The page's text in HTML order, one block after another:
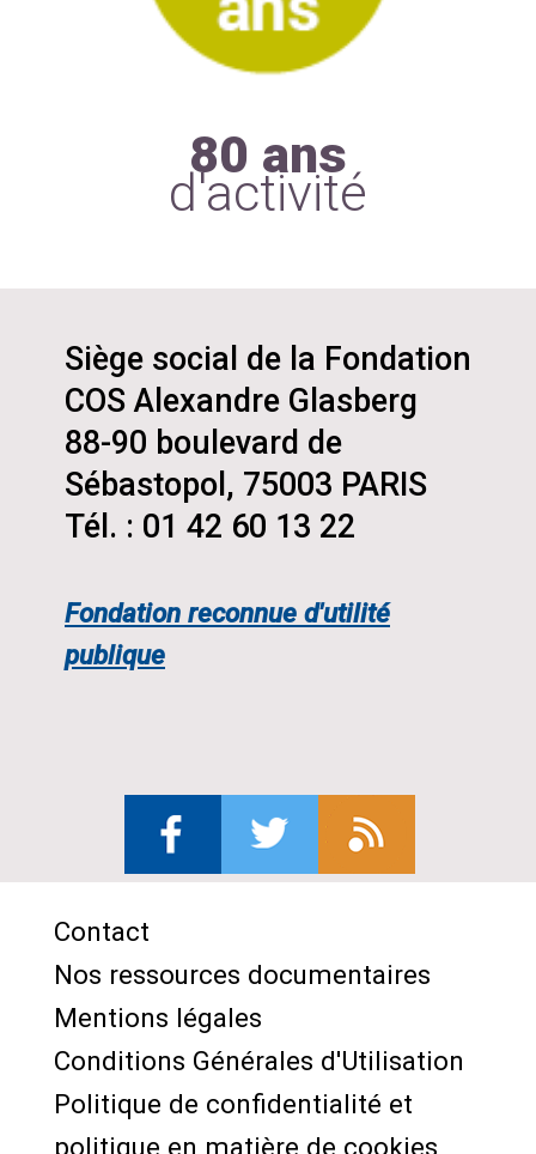
80 ans
d'activité
Siège social de la Fondation
COS Alexandre Glasberg
88-90 boulevard de
Sébastopol, 75003 PARIS
Tél. : 01 42 60 13 22
Fondation reconnue d'utilité
publique
Menu
Pied
de
page
Contact
Nos ressources documentaires
Mentions légales
Conditions Générales d'Utilisation
Politique de confidentialité et
politique en matière de cookies